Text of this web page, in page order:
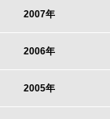
2007年
2006年
2005年